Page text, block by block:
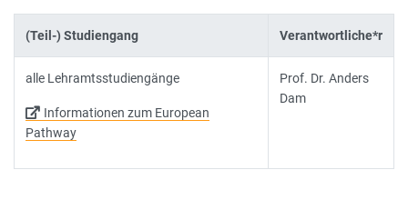
(Teil-) Studiengang Verantwortliche*r
alle Lehramtsstudiengänge
Informationen zum European
Pathway
Prof. Dr. Anders
Dam